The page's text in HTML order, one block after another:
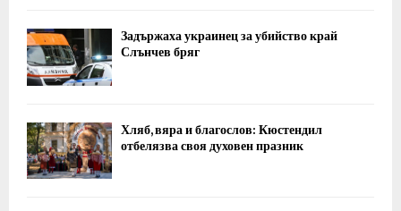
Задържаха украинец за убийство край
Слънчев бряг
Хляб, вяра и благослов: Кюстендил
отбелязва своя духовен празник